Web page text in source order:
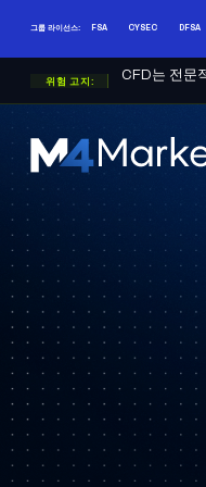
그룹 라이선스: FSA CYSEC DFSA
위험 고지:
CFD는 전문
M4Markets
CFD
Trading
Regulated
Broker